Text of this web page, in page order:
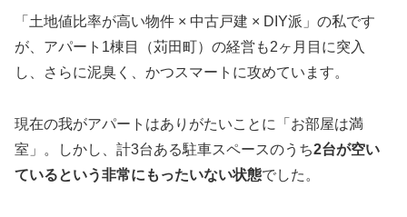
「土地値比率が高い物件 × 中古戸建 × DIY派」の私です
が、アパート1棟目（苅田町）の経営も2ヶ月目に突入
し、さらに泥臭く、かつスマートに攻めています。
現在の我がアパートはありがたいことに「お部屋は満
室」。しかし、計3台ある駐車スペースのうち2台が空い
ているという非常にもったいない状態でした。